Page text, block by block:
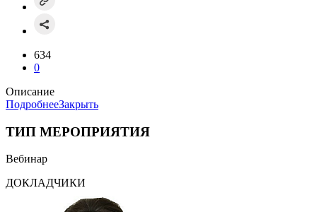
634
0
Описание
ПодробнееЗакрыть
ТИП МЕРОПРИЯТИЯ
Вебинар
ДОКЛАДЧИКИ